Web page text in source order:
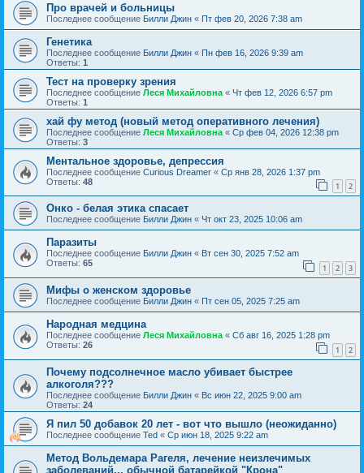
Про врачей и больницы
Последнее сообщение Билли Джин « Пт фев 20, 2026 7:38 am
Генетика
Последнее сообщение Билли Джин « Пн фев 16, 2026 9:39 am
Ответы: 1
Тест на проверку зрения
Последнее сообщение Леся Михайловна « Чт фев 12, 2026 6:57 pm
Ответы: 1
хай фу метод (новый метод оперативного лечения)
Последнее сообщение Леся Михайловна « Ср фев 04, 2026 12:38 pm
Ответы: 3
Ментальное здоровье, депрессия
Последнее сообщение Curious Dreamer « Ср янв 28, 2026 1:37 pm
Ответы: 48 1 2
Онко - белая этика спасает
Последнее сообщение Билли Джин « Чт окт 23, 2025 10:06 am
Паразиты
Последнее сообщение Билли Джин « Вт сен 30, 2025 7:52 am
Ответы: 65 1 2 3
Мифы о женском здоровье
Последнее сообщение Билли Джин « Пт сен 05, 2025 7:25 am
Народная медцина
Последнее сообщение Леся Михайловна « Сб авг 16, 2025 1:28 pm
Ответы: 26 1 2
Почему подсолнечное масло убивает быстрее
алкоголя???
Последнее сообщение Билли Джин « Вс июн 22, 2025 9:00 am
Ответы: 24
Я пил 50 добавок 20 лет - вот что вышло (неожиданно)
Последнее сообщение Ted « Ср июн 18, 2025 9:22 am
Метод Вольдемара Рагеля, лечение неизлечимых
заболеваний... обычной батарейкой "Крона"